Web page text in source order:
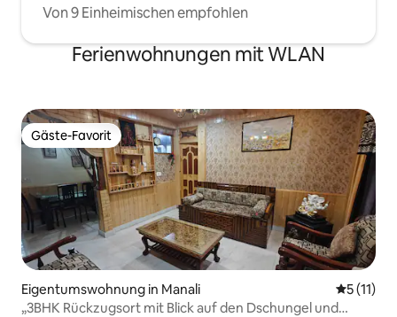
Von 9 Einheimischen empfohlen
Ferienwohnungen mit WLAN
Gäste-Favorit
Gäste-Favorit
Eigentumswohnung in Manali
5 (11)
„3BHK Rückzugsort mit Blick auf den Dschungel und